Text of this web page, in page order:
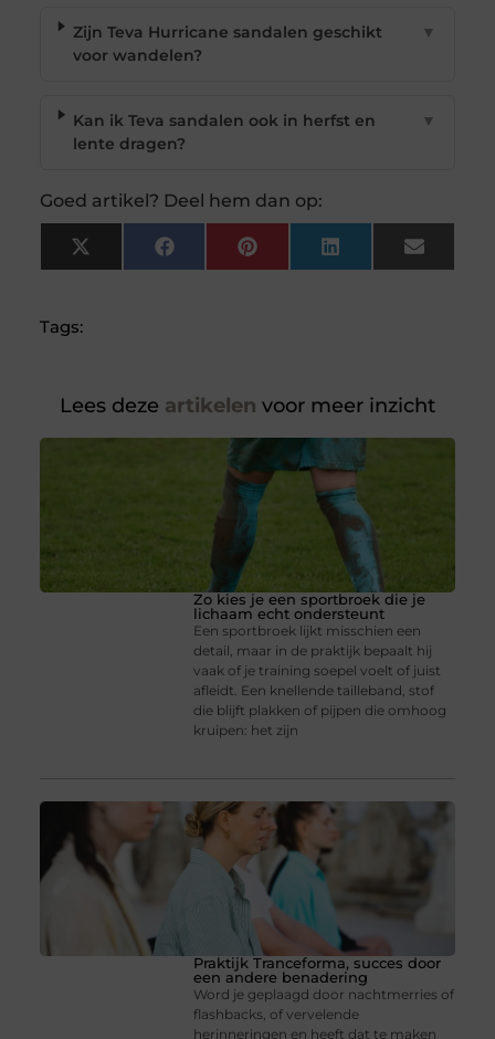
Zijn Teva Hurricane sandalen geschikt
voor wandelen?
▼
Kan ik Teva sandalen ook in herfst en
lente dragen?
▼
Goed artikel? Deel hem dan op:
X
(Twitter)
FacebookPinterest LinkedIn Email
Tags:
Lees deze artikelen voor meer inzicht
Zo kies je een sportbroek die je
lichaam echt ondersteunt
Een sportbroek lijkt misschien een
detail, maar in de praktijk bepaalt hij
vaak of je training soepel voelt of juist
afleidt. Een knellende tailleband, stof
die blijft plakken of pijpen die omhoog
kruipen: het zijn
Praktijk Tranceforma, succes door
een andere benadering
Word je geplaagd door nachtmerries of
flashbacks, of vervelende
herinneringen en heeft dat te maken